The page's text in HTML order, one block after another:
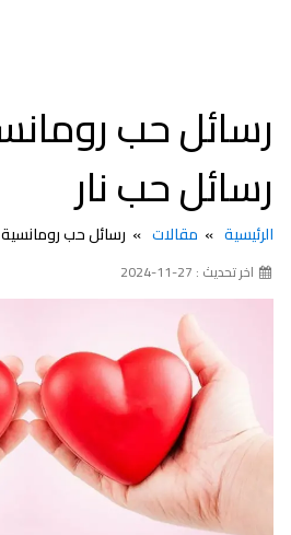
رسائل حب نار
الرئيسية مقالات رسائل حب رومانسية 2025 رسائل حب نار
اخر تحديث : 27-11-2024